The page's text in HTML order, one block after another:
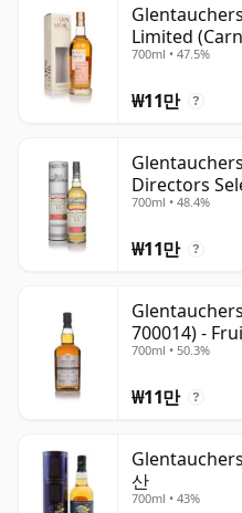
Limited
700ml • 47.5%
₩11만 ?
Directors
700ml • 48.4%
₩11만 ?
700014) -
700ml • 50.3%
₩11만 ?
산
700ml • 43%